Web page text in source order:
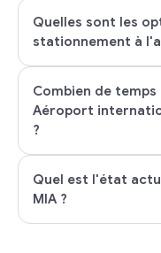
Quelles sont les
stationnement à
Combien de
Aéroport
?
Quel est l'état
MIA ?